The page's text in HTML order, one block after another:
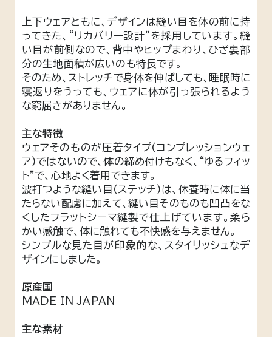
上下ウェアともに、デザインは縫い目を体の前に持
ってきた、“リカバリー設計”を採用しています。縫
い目が前側なので、背中やヒップまわり、ひざ裏部
分の生地面積が広いのも特長です。
そのため、ストレッチで身体を伸ばしても、睡眠時に
寝返りをうっても、ウェアに体が引っ張られるよう
な窮屈さがありません。
主な特徴
ウェアそのものが圧着タイプ(コンプレッションウェ
ア)ではないので、体の締め付けもなく、“ゆるフィッ
ト”で、心地よく着用できます。
波打つような縫い目(ステッチ)は、休養時に体に当
たらない配慮に加えて、縫い目そのものも凹凸をな
くしたフラットシーマ縫製で仕上げています。柔ら
かい感触で、体に触れても不快感を与えません。
シンプルな見た目が印象的な、スタイリッシュなデ
ザインにしました。
原産国
MADE IN JAPAN
主な素材